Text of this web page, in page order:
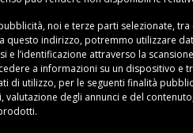
noi e terze parti selezionate, tra
questo indirizzo, potremmo utilizzare
e l’identificazione attraverso la
a informazioni su un dispositivo e
di utilizzo, per le seguenti finalità
valutazione degli annunci e del
o di una poltrona. Puoi